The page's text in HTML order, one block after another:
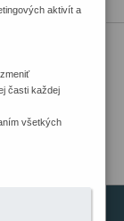
aktivít a
časti každej
všetkých